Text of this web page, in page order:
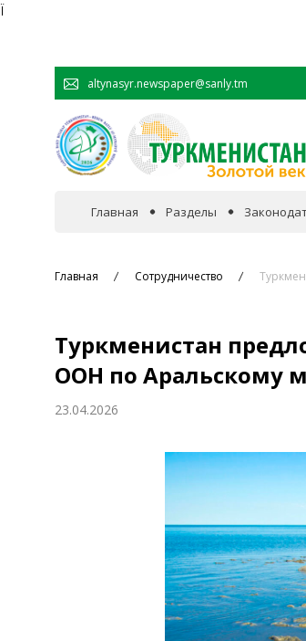
Ï
altynasyr.newspaper@sanly.tm
Главная Разделы
Сотрудничество
Общество
Наука
Спорт
Главная Сотрудничество
Туркменистан
ООН по Аральскому
23.04.2026